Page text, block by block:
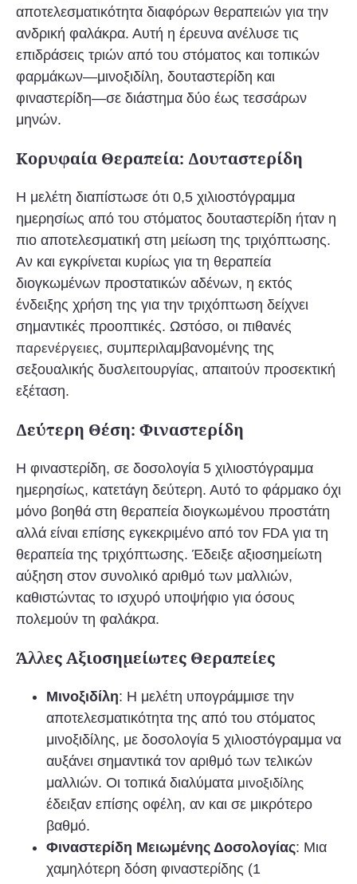
αποτελεσματικότητα διαφόρων θεραπειών για την
ανδρική φαλάκρα. Αυτή η έρευνα ανέλυσε τις
επιδράσεις τριών από του στόματος και τοπικών
φαρμάκων—μινοξιδίλη, δουταστερίδη και
φιναστερίδη—σε διάστημα δύο έως τεσσάρων
μηνών.
Κορυφαία Θεραπεία: Δουταστερίδη
Η μελέτη διαπίστωσε ότι 0,5 χιλιοστόγραμμα
ημερησίως από του στόματος δουταστερίδη ήταν η
πιο αποτελεσματική στη μείωση της τριχόπτωσης.
Αν και εγκρίνεται κυρίως για τη θεραπεία
διογκωμένων προστατικών αδένων, η εκτός
ένδειξης χρήση της για την τριχόπτωση δείχνει
σημαντικές προοπτικές. Ωστόσο, οι πιθανές
παρενέργειες, συμπεριλαμβανομένης της
σεξουαλικής δυσλειτουργίας, απαιτούν προσεκτική
εξέταση.
Δεύτερη Θέση: Φιναστερίδη
Η φιναστερίδη, σε δοσολογία 5 χιλιοστόγραμμα
ημερησίως, κατετάγη δεύτερη. Αυτό το φάρμακο όχι
μόνο βοηθά στη θεραπεία διογκωμένου προστάτη
αλλά είναι επίσης εγκεκριμένο από τον FDAγια τη
θεραπεία της τριχόπτωσης. Έδειξε αξιοσημείωτη
αύξηση στον συνολικό αριθμό των μαλλιών,
καθιστώντας το ισχυρό υποψήφιο για όσους
πολεμούν τη φαλάκρα.
Άλλες Αξιοσημείωτες Θεραπείες
Μινοξιδίλη: Η μελέτη υπογράμμισε την
αποτελεσματικότητα της από του στόματος
μινοξιδίλης, με δοσολογία 5 χιλιοστόγραμμα να
αυξάνει σημαντικά τον αριθμό των τελικών
μαλλιών. Οι τοπικά διαλύματα μινοξιδίλης
έδειξαν επίσης οφέλη, αν και σε μικρότερο
βαθμό.
Φιναστερίδη Μειωμένης Δοσολογίας: Μια
χαμηλότερη δόση φιναστερίδης (1